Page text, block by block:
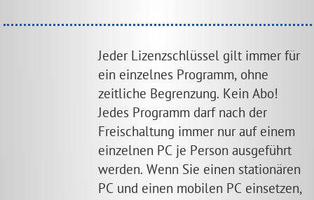
Jeder Lizenzschlüssel gilt immer für
ein einzelnes Programm, ohne
zeitliche Begrenzung. Kein Abo!
Jedes Programm darf nach der
Freischaltung immer nur auf einem
einzelnen PC je Person ausgeführt
werden. Wenn Sie einen stationären
PC und einen mobilen PC einsetzen,